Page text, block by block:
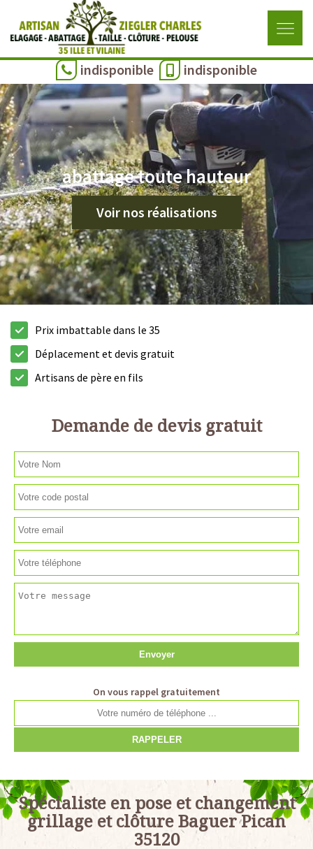
indisponible indisponible
abattage toute hauteur
Voir nos réalisations
Prix imbattable dans le 35
Déplacement et devis gratuit
Artisans de père en fils
Demande de devis gratuit
On vous rappel gratuitement
Spécialiste en pose et changement
grillage et clôture Baguer Pican
35120